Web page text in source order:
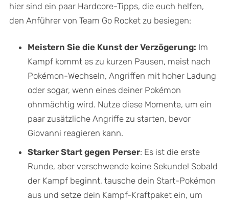
hier sind ein paar Hardcore-Tipps, die euch helfen,
den Anführer von Team Go Rocket zu besiegen:
Meistern Sie die Kunst der Verzögerung: Im
Kampf kommt es zu kurzen Pausen, meist nach
Pokémon-Wechseln, Angriffen mit hoher Ladung
oder sogar, wenn eines deiner Pokémon
ohnmächtig wird. Nutze diese Momente, um ein
paar zusätzliche Angriffe zu starten, bevor
Giovanni reagieren kann.
Starker Start gegen Perser: Es ist die erste
Runde, aber verschwende keine Sekunde! Sobald
der Kampf beginnt, tausche dein Start-Pokémon
aus und setze dein Kampf-Kraftpaket ein, um